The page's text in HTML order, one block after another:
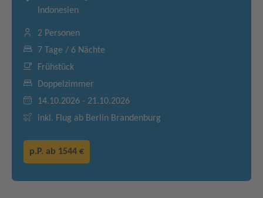
Indonesien
2 Personen
7 Tage / 6 Nächte
Frühstück
Doppelzimmer
14.10.2026 - 21.10.2026
inkl. Flug ab Berlin Brandenburg
p.P. ab 1544 €